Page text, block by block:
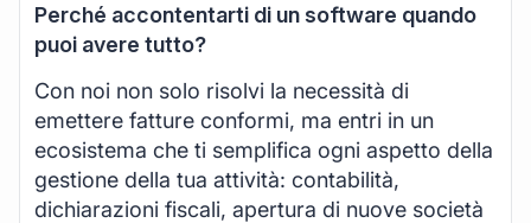
Perché accontentarti di un software quando
puoi avere tutto?
Con noi non solo risolvi la necessità di
emettere fatture conformi, ma entri in un
ecosistema che ti semplifica ogni aspetto della
gestione della tua attività: contabilità,
dichiarazioni fiscali, apertura di nuove società